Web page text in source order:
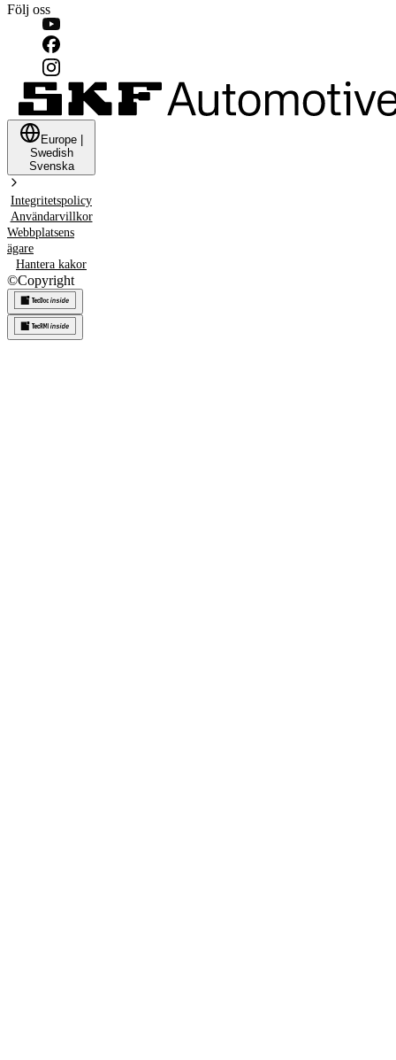
Följ oss
Europe
Swedish
Svenska
Integritetspolicy
Användarvillkor
Webbplatsens
ägare
Hantera kakor
©Copyright